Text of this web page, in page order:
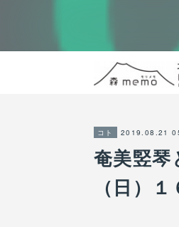
コト 2019.08.21
奄美竪
（日）